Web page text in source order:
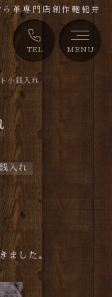
TEL MENU
革専門店創作鞄槌井
小銭入れ
入れ
ました。